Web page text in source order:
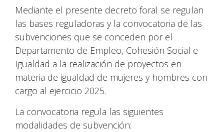
Mediante el presente decreto foral se regulan
las bases reguladoras y la convocatoria de las
subvenciones que se conceden por el
Departamento de Empleo, Cohesión Social e
Igualdad a la realización de proyectos en
materia de igualdad de mujeres y hombres con
cargo al ejercicio 2025.
La convocatoria regula las siguientes
modalidades de subvención: